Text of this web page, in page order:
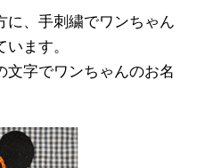
に、手刺繍でワンちゃん
ます。
文字でワンちゃんのお名